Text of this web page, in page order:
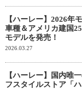
【ハーレー】2026年
車種＆アメリカ建国
モデルを発売！
2026.03.27
【ハーレー】国内唯
フスタイルストア「